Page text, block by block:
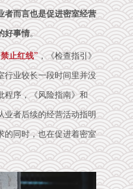
者而言也是促进密室经营
好事情。
止红线”，《检查指引》
行业较长一段时间里并没
程序，《风险指南》和
业者后续的经营活动指明
的同时，也在促进着密室